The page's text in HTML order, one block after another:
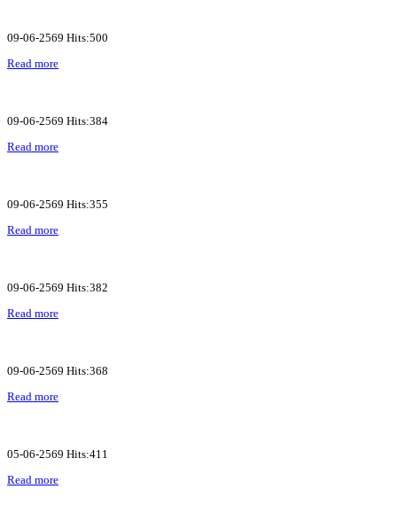
09-06-2569 Hits:500
Read more
09-06-2569 Hits:384
Read more
09-06-2569 Hits:355
Read more
09-06-2569 Hits:382
Read more
09-06-2569 Hits:368
Read more
05-06-2569 Hits:411
Read more